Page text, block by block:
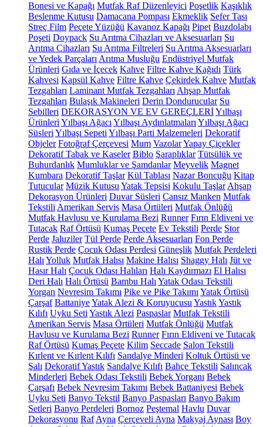
Bonesi ve Kapağı Mutfak Raf Düzenleyici Poşetlik Kaşıklık
Beslenme Kutusu Damacana Pompası Ekmeklik Sefer Tası
Streç Film Peçete Yüzüğü Kavanoz Kapağı Pipet Buzdolabı
Poşeti Doypack Su Arıtma Cihazları ve Aksesuarları Su
Arıtma Cihazları Su Arıtma Filtreleri Su Arıtma Aksesuarları
ve Yedek Parçaları Arıtma Musluğu Endüstriyel Mutfak
Ürünleri Gıda ve İçecek Kahve Filtre Kahve Kağıdı Türk
Kahvesi Kapsül Kahve Filtre Kahve Çekirdek Kahve Mutfak
Tezgahları Laminant Mutfak Tezgahları Ahşap Mutfak
Tezgahları Bulaşık Makineleri Derin Dondurucular Su
Sebilleri DEKORASYON VE EV GEREÇLERİYılbaşı
Ürünleri Yılbaşı Ağacı Yılbaşı Aydınlatmaları Yılbaşı Ağacı
Süsleri Yılbaşı Sepeti Yılbaşı Parti Malzemeleri Dekoratif
Objeler Fotoğraf Çerçevesi Mum VazolarYapay Çiçekler
Dekoratif Tabak ve Kaseler Biblo Şaraplıklar Tütsülük ve
Buhurdanlık Mumluklar ve Şamdanlar Meyvelik Magnet
Kumbara Dekoratif Taşlar Kül Tablası Nazar Boncuğu Kitap
Tutucular Müzik Kutusu Yatak Tepsisi Kokulu Taşlar Ahşap
Dekorasyon Ürünleri Duvar Süsleri Cansız Manken Mutfak
Tekstili Amerikan Servis Masa Örtüleri Mutfak Önlüğü
Mutfak Havlusu ve Kurulama Bezi Runner Fırın Eldiveni ve
Tutacak Raf Örtüsü Kumaş Peçete Ev Tekstili Perde Stor
Perde Jaluziler Tül Perde Perde Aksesuarları Fon Perde
Rustik Perde Çocuk Odası Perdesi Güneşlik Mutfak Perdeleri
Halı Yolluk Mutfak Halısı Makine Halısı Shaggy Halı Jüt ve
Hasır Halı Çocuk Odası Halıları Halı Kaydırmazı El Halısı
Deri Halı Halı Örtüsü Bambu Halı Yatak Odası Tekstili
Yorgan Nevresim Takımı Pike ve Pike Takımı Yatak Örtüsü
Çarşaf BattaniyeYatak Alezi & Koruyucusu YastıkYastık
Kılıfı Uyku Seti Yastık Alezi Paspaslar Mutfak Tekstili
Amerikan Servis Masa Örtüleri Mutfak Önlüğü Mutfak
Havlusu ve Kurulama Bezi Runner Fırın Eldiveni ve Tutacak
Raf Örtüsü Kumaş Peçete Kilim Seccade Salon Tekstili
Kırlent ve Kırlent Kılıfı Sandalye Minderi Koltuk Örtüsü ve
Şalı Dekoratif Yastık Sandalye Kılıfı Bahçe Tekstili Salıncak
Minderleri Bebek Odası Tekstili Bebek Yorganı Bebek
Çarşafı Bebek Nevresim Takımı Bebek Battaniyesi Bebek
Uyku Seti Banyo Tekstil Banyo Paspasları Banyo Bakım
Setleri Banyo Perdeleri Bornoz Peştemal Havlu Duvar
Dekorasyonu Raf Ayna Çerçeveli Ayna Makyaj Aynası Boy